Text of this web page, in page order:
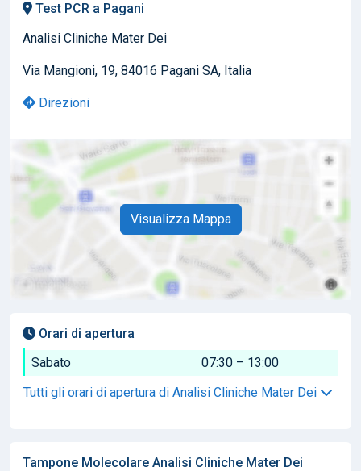
Test PCR a Pagani
Analisi Cliniche Mater Dei
Via Mangioni, 19, 84016 Pagani SA, Italia
Direzioni
Visualizza Mappa
Orari di apertura
Sabato
07:30 – 13:00
Tutti gli orari di apertura di Analisi Cliniche Mater Dei
Tampone Molecolare Analisi Cliniche Mater Dei